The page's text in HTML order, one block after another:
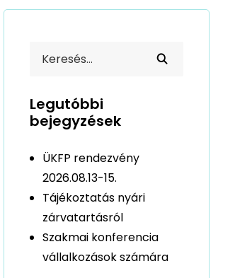
Legutóbbi
bejegyzések
ÜKFP rendezvény
2026.08.13-15.
Tájékoztatás nyári
zárvatartásról
Szakmai konferencia
vállalkozások számára